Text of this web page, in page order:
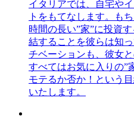
イタリアでは、自宅や
トをもてなします。も
時間の長い”家”に投資
結することを彼らは知
チベーションも、彼女
すべてはお気に入りの”
モテるか否か！という
いたします。